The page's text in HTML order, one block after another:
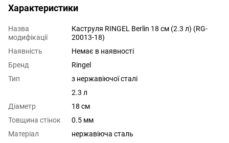
Характеристики
Назва
модифікації
Каструля RINGEL Berlin 18 см (2.3 л) (RG-
20013-18)
Наявність
Немає в наявності
Бренд
Ringel
Тип
з нержавіючої сталі
2.3 л
Діаметр
18 см
Товщина стінок
0.5 мм
Матеріал
нержавіюча сталь